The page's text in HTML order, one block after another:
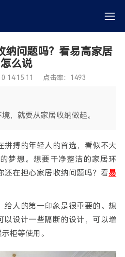
纳问题吗？看易高家居
怎么说
14:15:11 点击率：1493
，就要从家居收纳做起。
拼搏的年轻人的首选，看似不大
梦想。想要干净整洁的家居环
还在担心家居收纳问题吗？看易
给人的第一印象是很重要的。想
以设计一些隔断的设计，可以增
柜等使用。